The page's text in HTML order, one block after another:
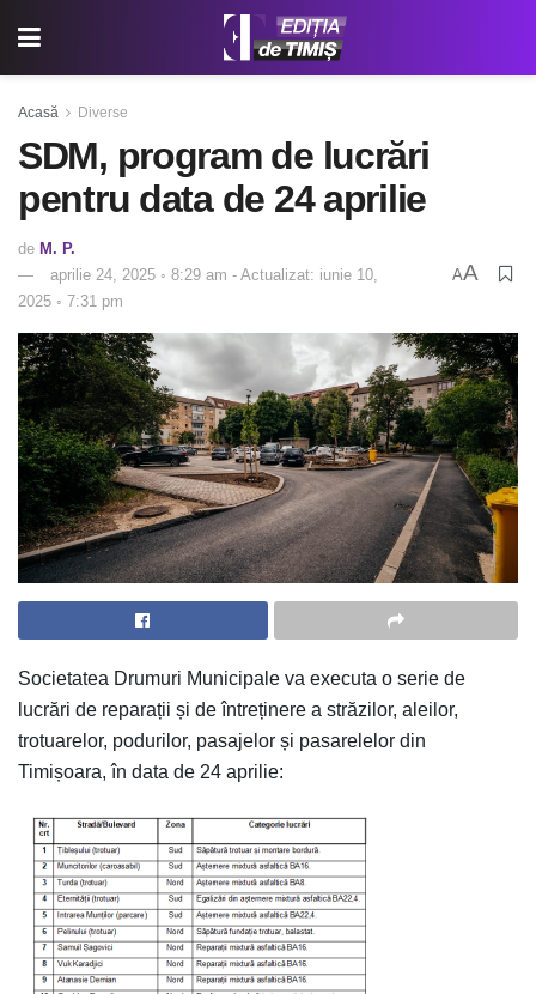
Acasă Diverse
SDM, program de lucrări
pentru data de 24 aprilie
de M. P.
aprilie 24, 2025 ◦ 8:29 am - Actualizat: iunie 10,
2025 ◦ 7:31 pm
AA
Societatea Drumuri Municipale va executa o serie de
lucrări de reparații și de întreținere a străzilor, aleilor,
trotuarelor, podurilor, pasajelor și pasarelelor din
Timișoara, în data de 24 aprilie: